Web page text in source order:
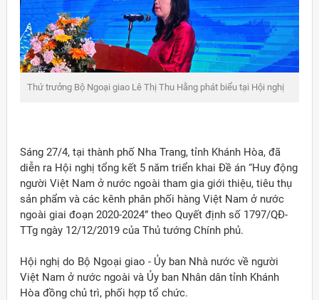
Thứ trưởng Bộ Ngoại giao Lê Thị Thu Hằng phát biểu tại Hội nghị
Sáng 27/4, tại thành phố Nha Trang, tỉnh Khánh Hòa, đã
diễn ra Hội nghị tổng kết 5 năm triển khai Đề án “Huy động
người Việt Nam ở nước ngoài tham gia giới thiệu, tiêu thụ
sản phẩm và các kênh phân phối hàng Việt Nam ở nước
ngoài giai đoạn 2020-2024” theo Quyết định số 1797/QĐ-
TTg ngày 12/12/2019 của Thủ tướng Chính phủ.
Hội nghị do Bộ Ngoại giao - Ủy ban Nhà nước về người
Việt Nam ở nước ngoài và Ủy ban Nhân dân tỉnh Khánh
Hòa đồng chủ trì, phối hợp tổ chức.